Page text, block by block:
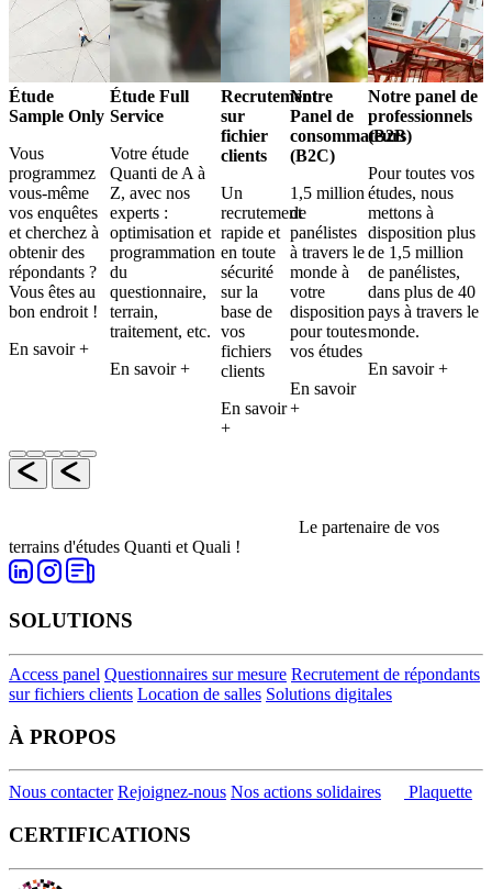
Étude
Sample Only
Vous
programmez
vous-même
vos enquêtes
et cherchez à
obtenir des
répondants ?
Vous êtes au
bon endroit !
En savoir +
Étude Full
Service
Votre étude
Quanti de A à
Z, avec nos
experts :
optimisation et
programmation
du
questionnaire,
terrain,
traitement, etc.
En savoir +
Recrutement
sur
fichier
clients
Un
recrutement
rapide et
en toute
sécurité
sur la
base de
vos
fichiers
clients
En savoir
+
Notre
Panel de
consommateurs
(B2C)
1,5 million
de
panélistes
à travers le
monde à
votre
disposition
pour toutes
vos études
En savoir
+
Notre panel de
professionnels
(B2B)
Pour toutes vos
études, nous
mettons à
disposition plus
de 1,5 million
de panélistes,
dans plus de 40
pays à travers le
monde.
En savoir +
Le partenaire de vos
terrains d'études Quanti et Quali !
SOLUTIONS
Access panel Questionnaires sur mesure Recrutement de répondants
sur fichiers clients Location de salles Solutions digitales
À PROPOS
Nous contacter Rejoignez-nous Nos actions solidaires Plaquette
CERTIFICATIONS